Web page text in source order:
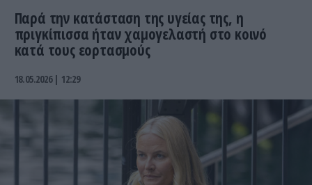
Παρά την κατάσταση της υγείας της, η
πριγκίπισσα ήταν χαμογελαστή στο κοινό
κατά τους εορτασμούς
18.05.2026 | 12:29